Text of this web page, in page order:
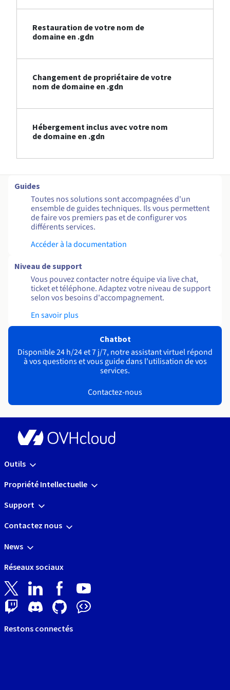
Restauration de votre nom de
domaine en .gdn
Changement de propriétaire de votre
nom de domaine en .gdn
Hébergement inclus avec votre nom
de domaine en .gdn
Guides
Toutes nos solutions sont accompagnées d'un
ensemble de guides techniques. Ils vous permettent
de faire vos premiers pas et de configurer vos
différents services.
Accéder à la documentation
Niveau de support
Vous pouvez contacter notre équipe via live chat,
ticket et téléphone. Adaptez votre niveau de support
selon vos besoins d'accompagnement.
En savoir plus
Chatbot
Disponible 24 h/24 et 7 j/7, notre assistant virtuel répond
à vos questions et vous guide dans l'utilisation de vos
services.
Contactez-nous
Outils
Propriété Intellectuelle
Support
Contactez nous
News
Réseaux sociaux
Restons connectés